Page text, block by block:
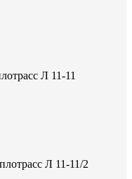
Заказать
Л 11-11
Л 11-11/2